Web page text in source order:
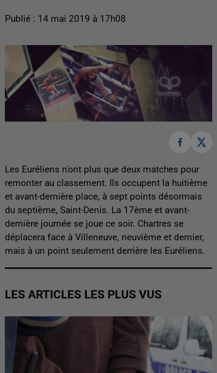
Publié : 14 mai 2019 à 17h08
Les Euréliens n'ont plus que deux matches pour
remonter au classement. Ils occupent la huitième
et avant-dernière place, à sept points désormais
du septième, Saint-Denis. La 17ème et avant-
dernière journée se joue ce soir. Chartres se
déplacera face à Villeneuve, neuvième et dernier,
mais à un point seulement derrière les Euréliens.
LES ARTICLES LES PLUS VUS